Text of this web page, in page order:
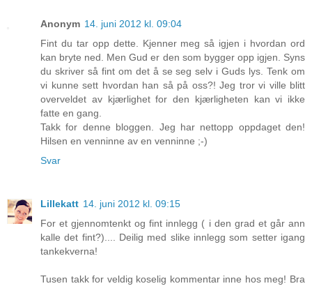
Anonym 14. juni 2012 kl. 09:04
Fint du tar opp dette. Kjenner meg så igjen i hvordan ord
kan bryte ned. Men Gud er den som bygger opp igjen. Syns
du skriver så fint om det å se seg selv i Guds lys. Tenk om
vi kunne sett hvordan han så på oss?! Jeg tror vi ville blitt
overveldet av kjærlighet for den kjærligheten kan vi ikke
fatte en gang.
Takk for denne bloggen. Jeg har nettopp oppdaget den!
Hilsen en venninne av en venninne ;-)
Svar
Lillekatt 14. juni 2012 kl. 09:15
For et gjennomtenkt og fint innlegg ( i den grad et går ann
kalle det fint?).... Deilig med slike innlegg som setter igang
tankekverna!
Tusen takk for veldig koselig kommentar inne hos meg! Bra